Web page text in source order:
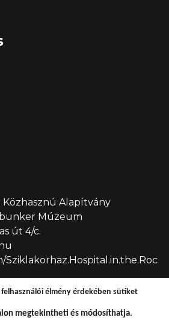
Közhasznú Alapítvány
Múzeum
út 4/c.
Sziklakorhaz.Hospital.in.the.Roc
élmény érdekében sütiket
megtekintheti és módosíthatja.